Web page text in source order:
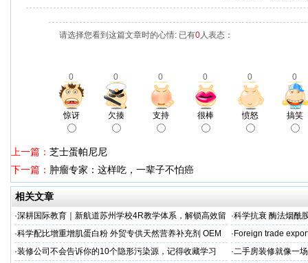
请选择您看到这篇文章时的心情: 已有0人表态：
0 0 0 0 0 0
惊讶 欠揍 支持 很棒 愤怒 搞笑
上一篇： 芝士蛋帕尼尼
下一篇： 肿瘤专家：这样吃，一辈子不怕癌
相关文章
·深耕国际教育｜新航道苏州学校4R教学体系，解锁高效留
学备考之路
·科学抗衰 酶法烟酰
M/ODM定制
·科学配比增重增肌蛋白粉 外贸专供天然营养补充剂 OEM
源头定制
· Foreign trade
·装修公司不会告诉你的10个隐形污染源，记得收藏学习 ·二手房装修就像一